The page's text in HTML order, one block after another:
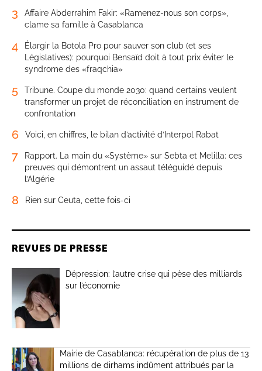
3
Affaire Abderrahim Fakir: «Ramenez-nous son corps»,
clame sa famille à Casablanca
4
Élargir la Botola Pro pour sauver son club (et ses
Législatives): pourquoi Bensaïd doit à tout prix éviter le
syndrome des «fraqchia»
5
Tribune. Coupe du monde 2030: quand certains veulent
transformer un projet de réconciliation en instrument de
confrontation
6 Voici, en chiffres, le bilan d’activité d’Interpol Rabat
7
Rapport. La main du «Système» sur Sebta et Melilla: ces
preuves qui démontrent un assaut téléguidé depuis
l’Algérie
8 Rien sur Ceuta, cette fois-ci
REVUES DE PRESSE
Dépression: l’autre crise qui pèse des milliards
sur l’économie
Mairie de Casablanca: récupération de plus de 13
millions de dirhams indûment attribués par la